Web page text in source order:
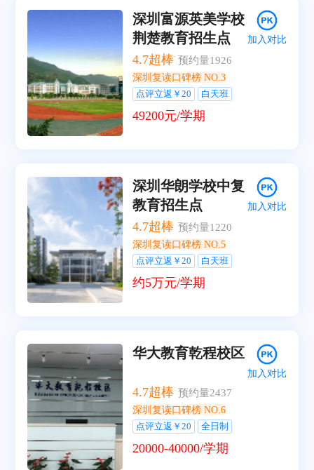
深圳富源英美学校
荆楚教育招生点
加入对比
4.7超棒 预约量1926
深圳复读口碑榜 NO.3
点评立返￥20 白天班
49200元/学期
深圳华朗学校中复
教育招生点
加入对比
4.7超棒 预约量1220
深圳复读口碑榜 NO.5
点评立返￥20 白天班
约5万元/学期
华大教育乾程校区
加入对比
4.7超棒 预约量2437
深圳复读口碑榜 NO.6
点评立返￥20 全日制
20000-40000/学期